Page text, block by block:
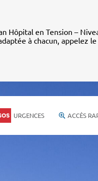
Hôpital en Tension –
à chacun, appelez
URGENCES ACCÈS